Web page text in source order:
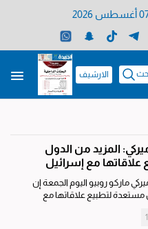
الارشيف
المزيد من الدول
مع إسرائيل
ماركو روبيو اليوم الجمعة إن
مستعدة لتطبيع علاقاتها مع
الأميركي المدني العسكري